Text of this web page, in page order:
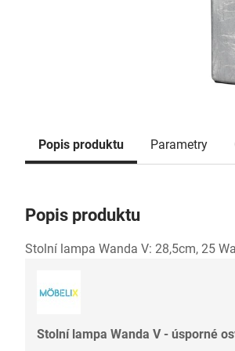
Popis produktu Parametry
Popis produktu
Stolní lampa Wanda V: 28,5cm, 25
Stolní lampa Wanda V - úsporné